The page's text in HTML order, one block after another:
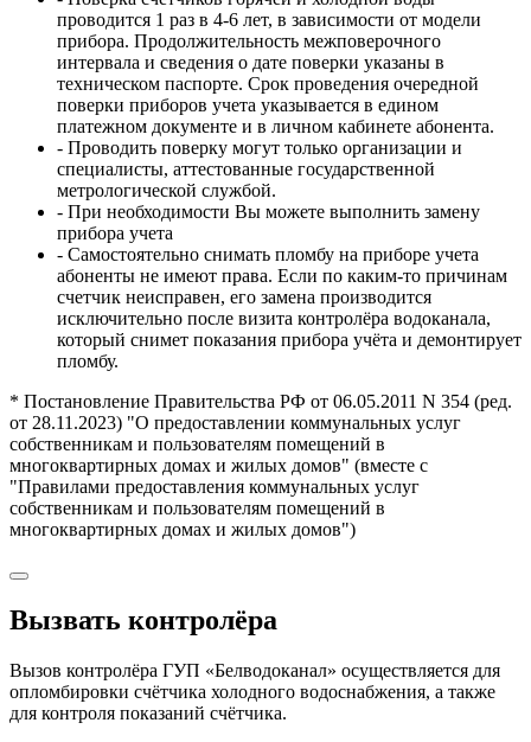
проводится 1 раз в 4-6 лет, в зависимости от модели
прибора. Продолжительность межповерочного
интервала и сведения о дате поверки указаны в
техническом паспорте. Срок проведения очередной
поверки приборов учета указывается в едином
платежном документе и в личном кабинете абонента.
- Проводить поверку могут только организации и
специалисты, аттестованные государственной
метрологической службой.
- При необходимости Вы можете выполнить замену
прибора учета
- Самостоятельно снимать пломбу на приборе учета
абоненты не имеют права. Если по каким-то причинам
счетчик неисправен, его замена производится
исключительно после визита контролёра водоканала,
который снимет показания прибора учёта и демонтирует
пломбу.
* Постановление Правительства РФ от 06.05.2011 N 354 (ред.
от 28.11.2023) "О предоставлении коммунальных услуг
собственникам и пользователям помещений в
многоквартирных домах и жилых домов" (вместе с
"Правилами предоставления коммунальных услуг
собственникам и пользователям помещений в
многоквартирных домах и жилых домов")
Вызвать контролёра
Вызов контролёра ГУП «Белводоканал» осуществляется для
опломбировки счётчика холодного водоснабжения, а также
для контроля показаний счётчика.